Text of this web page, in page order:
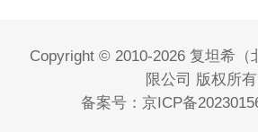
Copyright © 2010-2026 复坦希（
限公司 版权所有
备案号： 京ICP备